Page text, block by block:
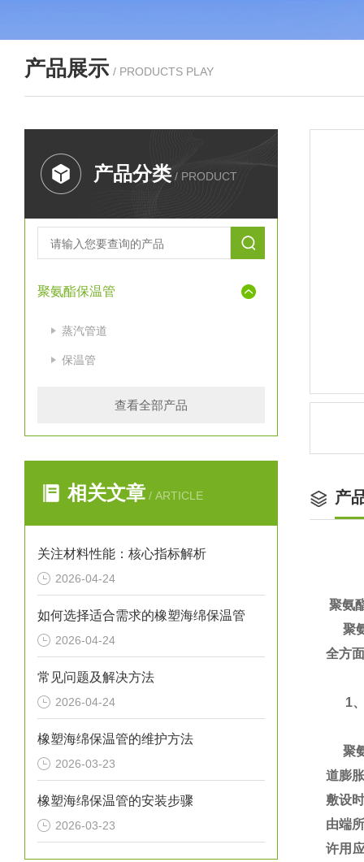
产品展示 / PRODUCTS PLAY
产品分类 / PRODUCT
聚氨酯保温管
蒸汽管道
保温管
查看全部产品
相关文章 / ARTICLE
关注材料性能：核心指标解析
2026-04-24
如何选择适合需求的橡塑海绵保温管
2026-04-24
常见问题及解决方法
2026-04-24
橡塑海绵保温管的维护方法
2026-03-23
橡塑海绵保温管的安装步骤
2026-03-23
产
聚氨
聚氨
全方
1、
聚氨
道膨
敷设
由端
许用